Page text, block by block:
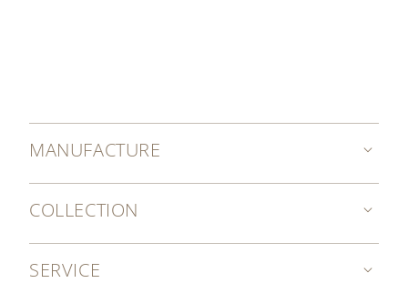
MANUFACTURE
COLLECTION
SERVICE